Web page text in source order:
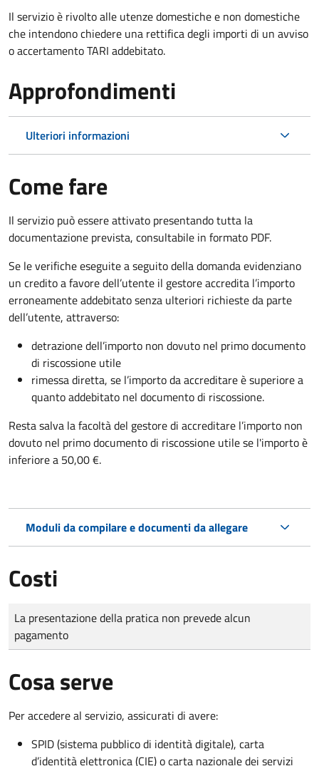
Il servizio è rivolto alle utenze domestiche e non domestiche
che intendono chiedere una rettifica degli importi di un avviso
o accertamento TARI addebitato.
Approfondimenti
Ulteriori informazioni
Come fare
Il servizio può essere attivato presentando tutta la
documentazione prevista, consultabile in formato PDF.
Se le verifiche eseguite a seguito della domanda evidenziano
un credito a favore dell’utente il gestore accredita l’importo
erroneamente addebitato senza ulteriori richieste da parte
dell’utente, attraverso:
detrazione dell’importo non dovuto nel primo documento
di riscossione utile
rimessa diretta, se l’importo da accreditare è superiore a
quanto addebitato nel documento di riscossione.
Resta salva la facoltà del gestore di accreditare l’importo non
dovuto nel primo documento di riscossione utile se l'importo è
inferiore a 50,00 €.
Moduli da compilare e documenti da allegare
Costi
Tipo di pagamento
Importo
La presentazione della pratica non prevede alcun
pagamento
Cosa serve
Per accedere al servizio, assicurati di avere:
SPID (sistema pubblico di identità digitale), carta
d’identità elettronica (CIE) o carta nazionale dei servizi